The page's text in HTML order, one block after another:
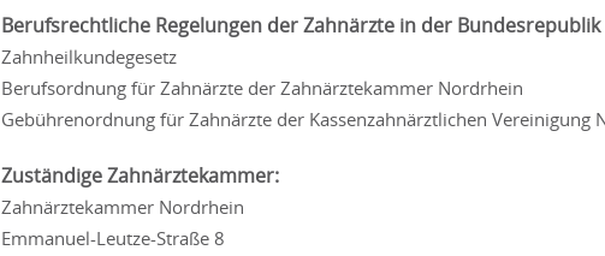
Berufsrechtliche Regelungen der Zahnärzte in der
Zahnheilkundegesetz
Berufsordnung für Zahnärzte der Zahnärztekammer Nordrhein
Gebührenordnung für Zahnärzte der Kassenzahnärztlichen Vereinigung
Zuständige Zahnärztekammer:
Zahnärztekammer Nordrhein
Emmanuel-Leutze-Straße 8